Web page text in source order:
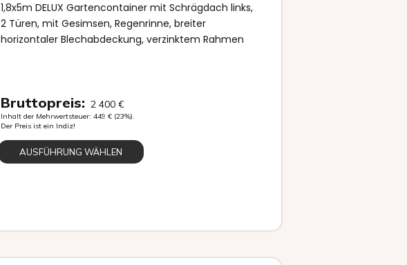
1,8x5m DELUX Gartencontainer mit Schrägdach links,
2 Türen, mit Gesimsen, Regenrinne, breiter
horizontaler Blechabdeckung, verzinktem Rahmen
Bruttopreis: 2 400 €
Inhalt der Mehrwertsteuer: 449 € (23%).
Der Preis ist ein Indiz!
AUSFÜHRUNG WÄHLEN